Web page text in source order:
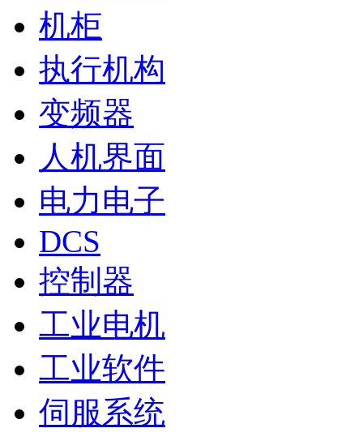
机柜
执行机构
变频器
人机界面
电力电子
DCS
控制器
工业电机
工业软件
伺服系统